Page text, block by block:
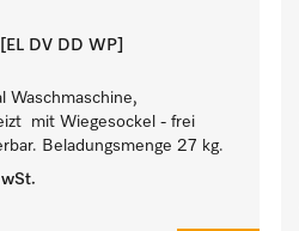
DV DD WP]
Waschmaschine,
mit Wiegesockel - frei
Beladungsmenge 27 kg.